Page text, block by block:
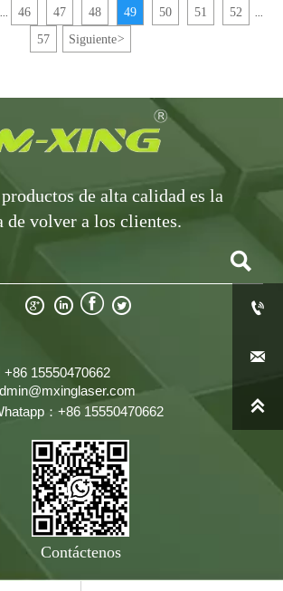
46 47 48 49 50 51 52
57 Siguiente>
de alta calidad es la
de volver a los clientes.

   
+86 15550470662
：+86 15550470662
Contáctenos


